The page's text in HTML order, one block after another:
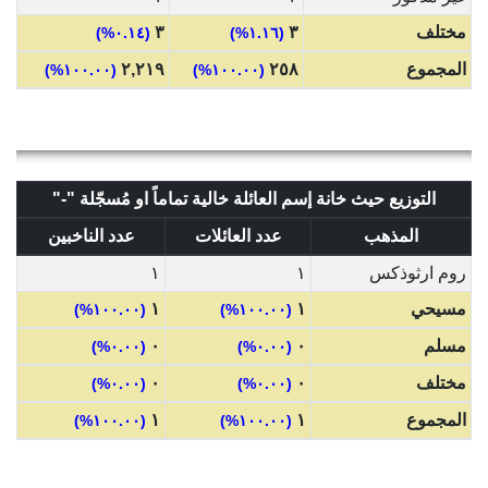
مختلف
٣ (١.١٦%) ٣ (٠.١٤%)
المجموع ٢٥٨ (١٠٠.٠٠%) ٢,٢١٩ (١٠٠.٠٠%)
التوزيع حيث خانة إسم العائلة خالية تماماً او مُسجّلة "-"
المذهب
عدد العائلات
عدد الناخبين
روم ارثوذكس
١
١
مسيحي
١ (١٠٠.٠٠%) ١ (١٠٠.٠٠%)
مسلم ٠ (٠.٠٠%) ٠ (٠.٠٠%)
مختلف ٠ (٠.٠٠%) ٠ (٠.٠٠%)
المجموع ١ (١٠٠.٠٠%) ١ (١٠٠.٠٠%)